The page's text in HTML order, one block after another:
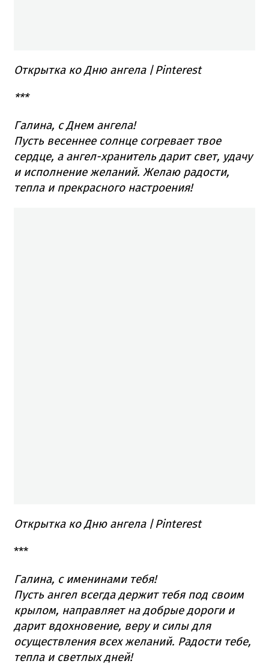
Открытка ко Дню ангела /Pinterest
***
Галина, с Днем ангела!
Пусть весеннее солнце согревает твое
сердце, а ангел-хранитель дарит свет, удачу
и исполнение желаний. Желаю радости,
тепла и прекрасного настроения!
Открытка ко Дню ангела /Pinterest
***
Галина, с именинами тебя!
Пусть ангел всегда держит тебя под своим
крылом, направляет на добрые дороги и
дарит вдохновение, веру и силы для
осуществления всех желаний. Радости тебе,
тепла и светлых дней!